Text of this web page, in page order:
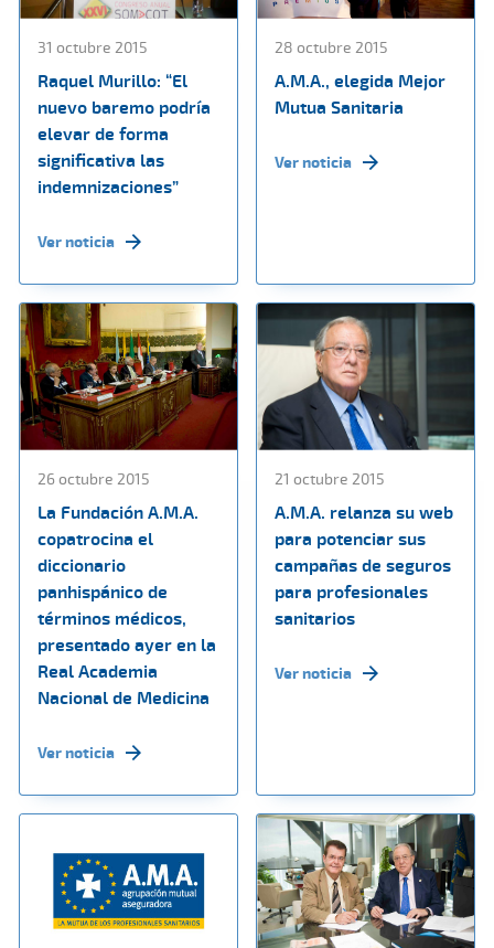
31 octubre 2015
Raquel Murillo: “El
nuevo baremo podría
elevar de forma
significativa las
indemnizaciones”
Ver noticia
28 octubre 2015
A.M.A., elegida Mejor
Mutua Sanitaria
Ver noticia
26 octubre 2015
La Fundación A.M.A.
copatrocina el
diccionario
panhispánico de
términos médicos,
presentado ayer en la
Real Academia
Nacional de Medicina
Ver noticia
21 octubre 2015
A.M.A. relanza su web
para potenciar sus
campañas de seguros
para profesionales
sanitarios
Ver noticia